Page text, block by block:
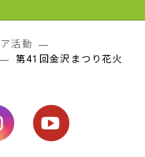
8年度）
度）
8年度）
活動
第41回金沢まつり花火